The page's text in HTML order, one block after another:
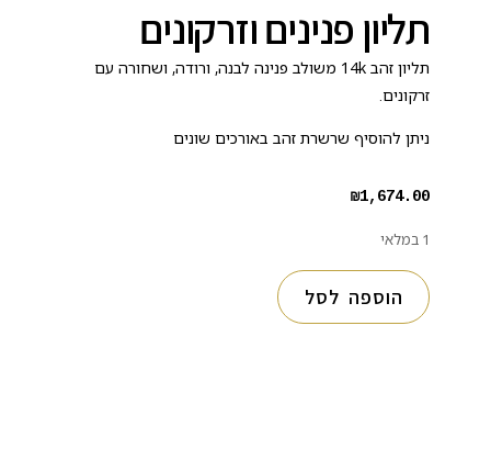
תליון פנינים וזרקונים
תליון זהב 14k משולב פנינה לבנה, ורודה, ושחורה עם
זרקונים.
ניתן להוסיף שרשרת זהב באורכים שונים
₪1,674.00
1 במלאי
הוספה לסל